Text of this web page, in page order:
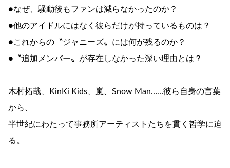
●なぜ、騒動後もファンは減らなかったのか？
●他のアイドルにはなく彼らだけが持っているものは？
●これからの〝ジャニーズ〟には何が残るのか？
●〝追加メンバー〟が存在しなかった深い理由とは？
木村拓哉、KinKi Kids、嵐、Snow Man……彼ら自身の言葉
から、
半世紀にわたって事務所アーティストたちを貫く哲学に迫
る。